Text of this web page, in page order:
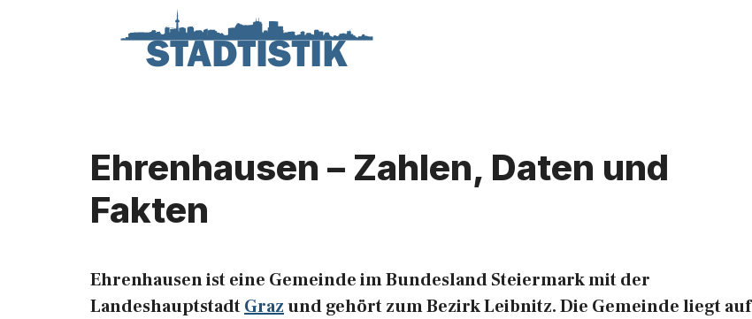
Ehrenhausen – Zahlen, Daten und
Fakten
Ehrenhausen ist eine Gemeinde im Bundesland Steiermark mit der
LandeshauptstadtGrazund gehört zum Bezirk Leibnitz. Die Gemeinde liegt auf